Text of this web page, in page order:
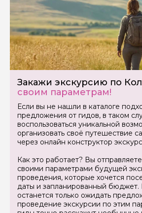
Закажи экскурсию по
своим параметрам!
Если вы не нашли в каталоге
предложения от гидов, в таком
воспользоваться уникальной
организовать своё путешествие
через онлайн конструктор
Как это работает? Вы
своими параметрами будущей
проведения, которые хочется
даты и запланированный бюджет.
останется только ожидать
проведение экскурсии по этим
Ваша электронная почта
Ваш номер телефона
Вопросы и комментарии
Если у вас есть интересующие
задать
Я даю своё согласие на
данных